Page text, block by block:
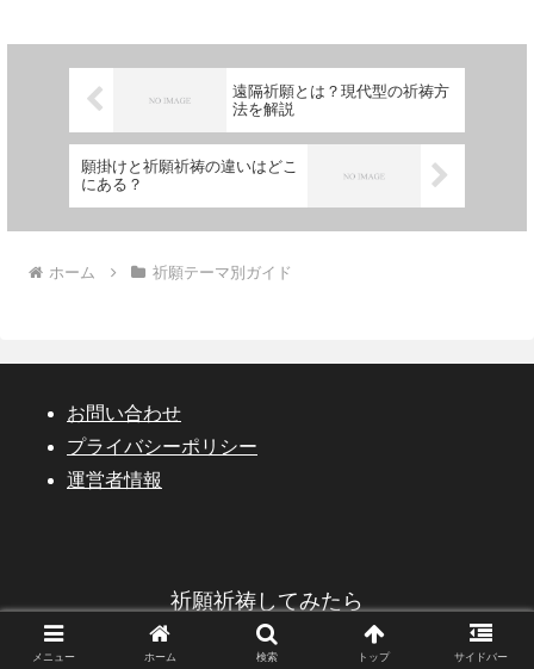
遠隔祈願とは？現代型の祈祷方
法を解説
願掛けと祈願祈祷の違いはどこ
にある？
ホーム 祈願テーマ別ガイド
お問い合わせ
プライバシーポリシー
運営者情報
祈願祈祷してみたら
© 2023 祈願祈祷してみたら.
メニュー ホーム 検索 トップ サイドバー